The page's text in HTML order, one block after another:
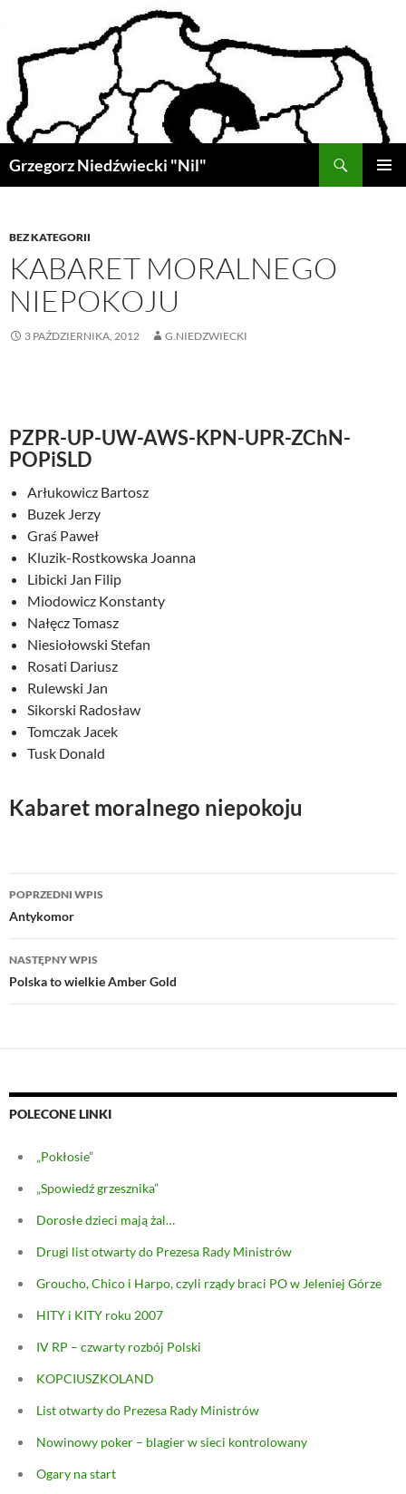
treści
Grzegorz Niedźwiecki "Nil"
BEZ KATEGORII
KABARET MORALNEGO
NIEPOKOJU
3 PAŹDZIERNIKA, 2012 G.NIEDZWIECKI
PZPR-UP-UW-AWS-KPN-UPR-ZChN-
POPiSLD
Arłukowicz Bartosz
Buzek Jerzy
Graś Paweł
Kluzik-Rostkowska Joanna
Libicki Jan Filip
Miodowicz Konstanty
Nałęcz Tomasz
Niesiołowski Stefan
Rosati Dariusz
Rulewski Jan
Sikorski Radosław
Tomczak Jacek
Tusk Donald
Kabaret moralnego niepokoju
Nawigacja
wpisu
POPRZEDNI WPIS
Antykomor
NASTĘPNY WPIS
Polska to wielkie Amber Gold
POLECONE LINKI
„Pokłosie”
„Spowiedź grzesznika”
Dorosłe dzieci mają żal…
Drugi list otwarty do Prezesa Rady Ministrów
Groucho, Chico i Harpo, czyli rządy braci PO w Jeleniej Górze
HITY i KITY roku 2007
IV RP – czwarty rozbój Polski
KOPCIUSZKOLAND
List otwarty do Prezesa Rady Ministrów
Nowinowy poker – blagier w sieci kontrolowany
Ogary na start